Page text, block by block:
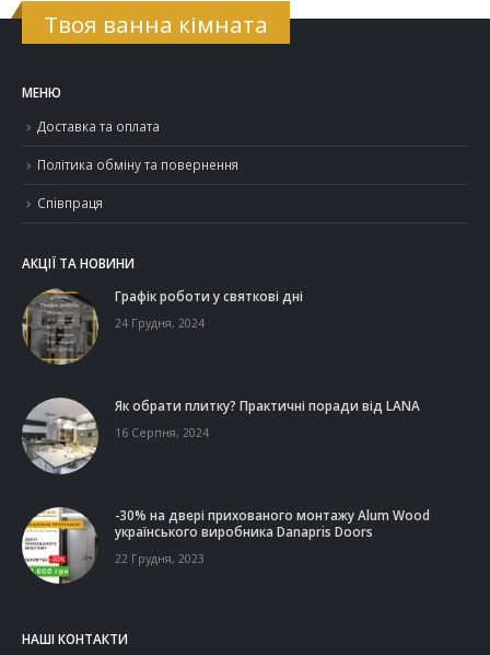
Твоя ванна кімната
МЕНЮ
Доставка та оплата
Політика обміну та повернення
Співпраця
АКЦІЇ ТА НОВИНИ
Графік роботи у святкові дні
24 Грудня, 2024
Як обрати плитку? Практичні поради від LANA
16 Серпня, 2024
-30% на двері прихованого монтажу Alum Wood
українського виробника Danapris Doors
22 Грудня, 2023
НАШІ КОНТАКТИ